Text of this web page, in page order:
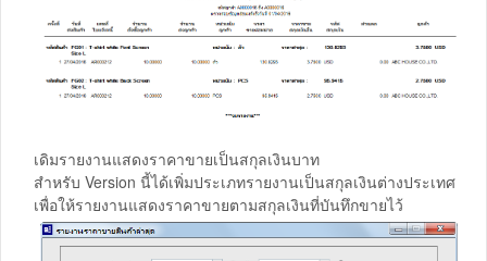
เดิมรายงานแสดงราคาขายเป็นสกุลเงินบาท
สำหรับ Version นี้ได้เพิ่มประเภทรายงานเป็นสกุลเงินต่างประเทศ
เพื่อให้รายงานแสดงราคาขายตามสกุลเงินที่บันทึกขายไว้